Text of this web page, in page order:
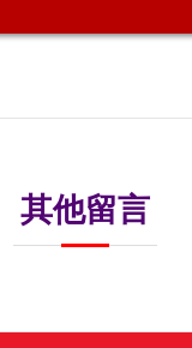
其他留言